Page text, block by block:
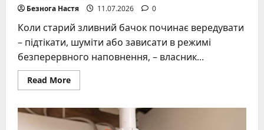
Безнога Настя 11.07.2026 0
Коли старий зливний бачок починає вередувати
– підтікати, шуміти або зависати в режимі
безперервного наповнення, – власник...
Read MoreRead
more
вибрати
бачок